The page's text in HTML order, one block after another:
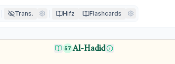
Trans. Hifz Flashcards
57 Al-Hadid